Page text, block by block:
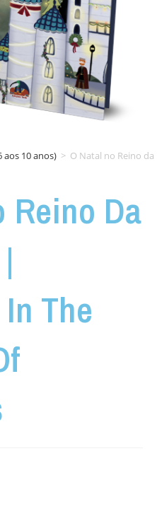
aos 10 anos) > O Natal no Reino
Reino Da
The